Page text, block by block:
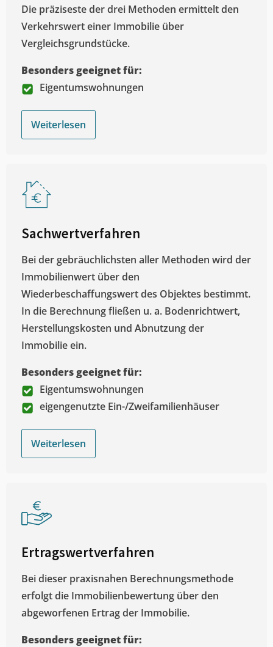
Die präziseste der drei Methoden ermittelt den
Verkehrswert einer Immobilie über
Vergleichsgrundstücke.
Besonders geeignet für:
Eigentumswohnungen
Weiterlesen
Sachwertverfahren
Bei der gebräuchlichsten aller Methoden wird der
Immobilienwert über den
Wiederbeschaffungswert des Objektes bestimmt.
In die Berechnung fließen u. a. Bodenrichtwert,
Herstellungskosten und Abnutzung der
Immobilie ein.
Besonders geeignet für:
Eigentumswohnungen
eigengenutzte Ein-/Zweifamilienhäuser
Weiterlesen
Ertragswertverfahren
Bei dieser praxisnahen Berechnungsmethode
erfolgt die Immobilienbewertung über den
abgeworfenen Ertrag der Immobilie.
Besonders geeignet für: